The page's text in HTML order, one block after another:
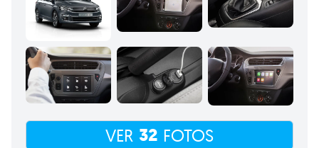
VER 32 FOTOS